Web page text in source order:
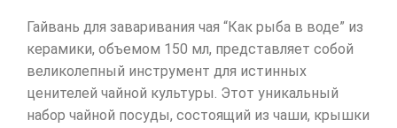
Гайвань для заваривания чая “Как рыба в воде” из
керамики, объемом 150 мл, представляет собой
великолепный инструмент для истинных
ценителей чайной культуры. Этот уникальный
набор чайной посуды, состоящий из чаши, крышки